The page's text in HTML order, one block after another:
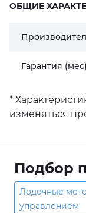
ОБЩИЕ
Гарантия (мес)
*
изменяться
Подбор
Лодочные
управлением